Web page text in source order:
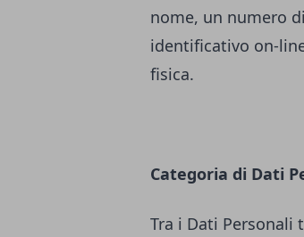
nome, un numero
identificativo on-
fisica.
Categoria di Dati
Tra i Dati